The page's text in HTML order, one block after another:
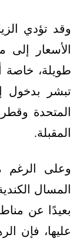
وقد تؤدي
الأسعار
طويلة، خاصة
تبشر بدخول
المتحدة
المقبلة.
وعلى الرغم
المسال
بعيدًا عن
عليها، فإن